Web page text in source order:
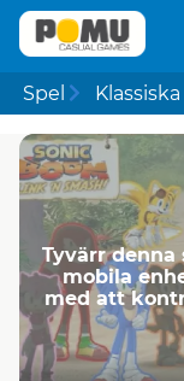
Spel Klassiska
Tyvärr
mobila
med att